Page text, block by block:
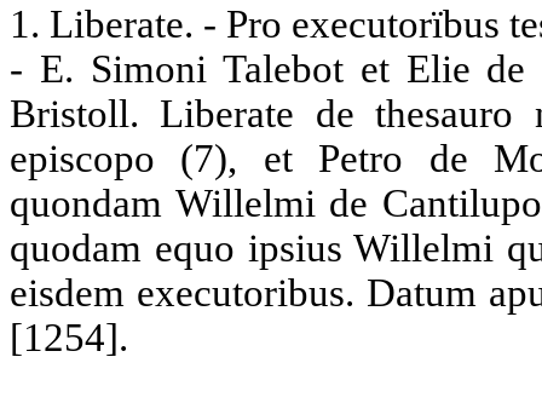
1. Liberate. - Pro executorïbus
- E. Simoni Talebot et Elie de
Bristoll. Liberate de thesauro
episcopo (7), et Petro de
quondam Willelmi de
quodam equo ipsius Willelmi
eisdem executoribus. Datum
[1254].